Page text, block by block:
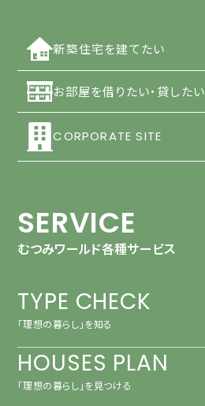
新築住宅を建てたい
お部屋を借りたい・貸したい
CORPORATE SITE
SERVICE
むつみワールド各種サービス
TYPE CHECK
「理想の暮らし」を知る
HOUSES PLAN
「理想の暮らし」を見つける